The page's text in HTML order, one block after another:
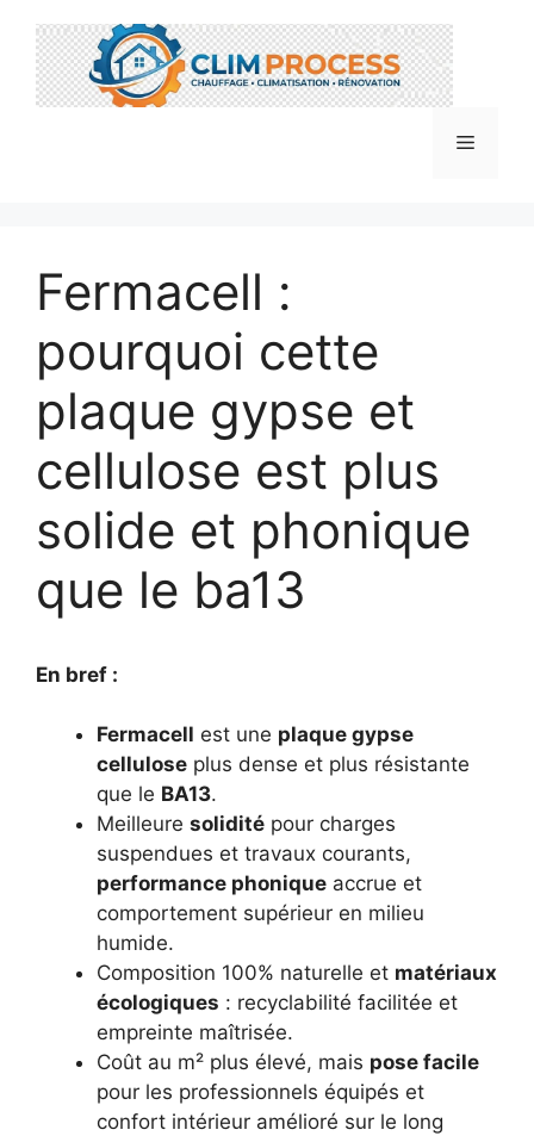
contenu
Menu
Fermacell :
pourquoi cette
plaque gypse et
cellulose est plus
solide et phonique
que le ba13
En bref :
Fermacell est une plaque gypse
cellulose plus dense et plus résistante
que le BA13.
Meilleure solidité pour charges
suspendues et travaux courants,
performance phonique accrue et
comportement supérieur en milieu
humide.
Composition 100% naturelle et matériaux
écologiques : recyclabilité facilitée et
empreinte maîtrisée.
Coût au m² plus élevé, mais pose facile
pour les professionnels équipés et
confort intérieur amélioré sur le long